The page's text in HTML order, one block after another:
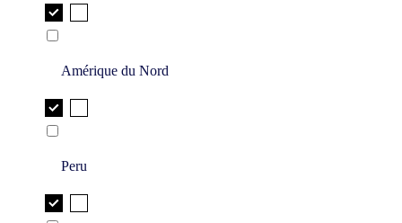
Amérique du Nord
Peru